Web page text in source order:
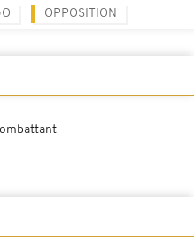
OPPOSITION